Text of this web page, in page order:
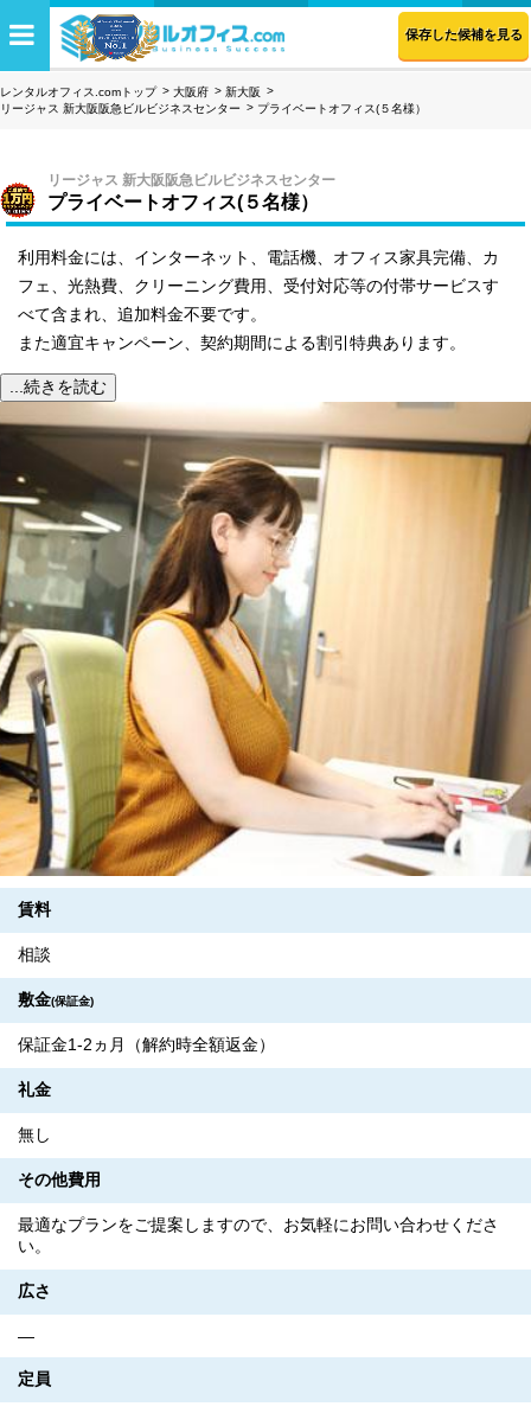
保存した候補を見る
レンタルオフィス.comトップ 大阪府
新大阪
リージャス 新大阪阪急ビルビジネスセンター
プライベートオフィス(５名様）
リージャス 新大阪阪急ビルビジネスセンター
プライベートオフィス(５名様）
利用料金には、インターネット、電話機、オフィス家具完備、カ
フェ、光熱費、クリーニング費用、受付対応等の付帯サービスす
べて含まれ、追加料金不要です。
また適宜キャンペーン、契約期間による割引特典あります。
...続きを読む
賃料
相談
敷金(保証金)
保証金1-2ヵ月（解約時全額返金）
礼金
無し
その他費用
最適なプランをご提案しますので、お気軽にお問い合わせくださ
い。
広さ
―
定員